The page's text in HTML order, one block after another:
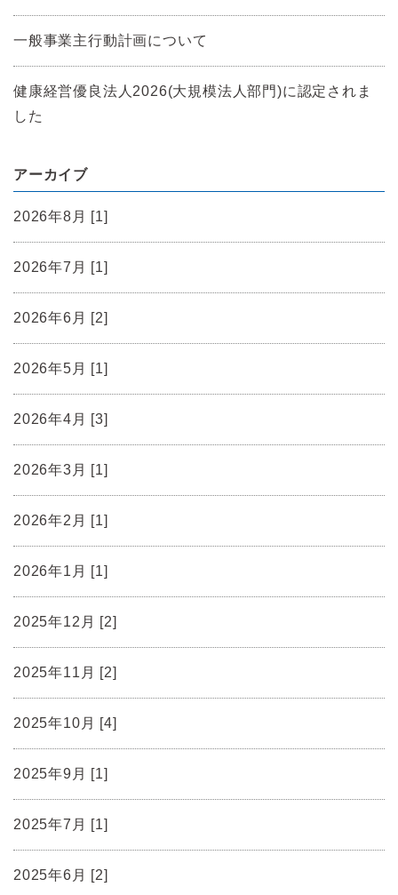
一般事業主行動計画について
健康経営優良法人2026(大規模法人部門)に認定されま
した
アーカイブ
2026年8月 [1]
2026年7月 [1]
2026年6月 [2]
2026年5月 [1]
2026年4月 [3]
2026年3月 [1]
2026年2月 [1]
2026年1月 [1]
2025年12月 [2]
2025年11月 [2]
2025年10月 [4]
2025年9月 [1]
2025年7月 [1]
2025年6月 [2]